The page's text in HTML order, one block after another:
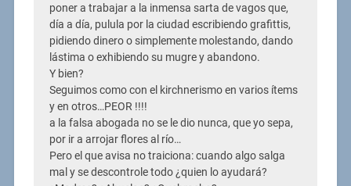
poner a trabajar a la inmensa sarta de vagos que,
día a día, pulula por la ciudad escribiendo grafittis,
pidiendo dinero o simplemente molestando, dando
lástima o exhibiendo su mugre y abandono.
Y bien?
Seguimos como con el kirchnerismo en varios ítems
y en otros…PEOR !!!!
a la falsa abogada no se le dio nunca, que yo sepa,
por ir a arrojar flores al río…
Pero el que avisa no traiciona: cuando algo salga
mal y se descontrole todo ¿quien lo ayudará?